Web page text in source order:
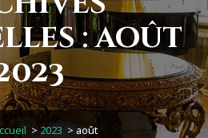
: août
>2023 > août